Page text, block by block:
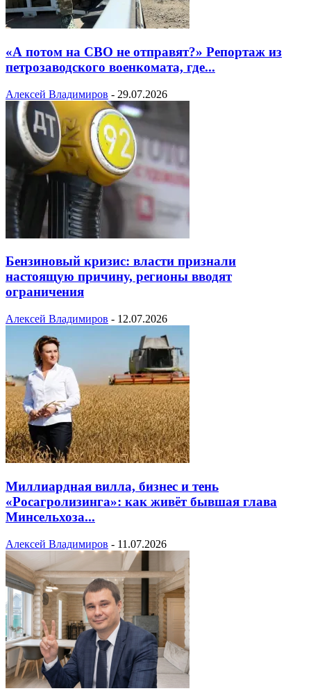
«А потом на СВО не отправят?» Репортаж из
петрозаводского военкомата, где...
Алексей Владимиров - 29.07.2026
Бензиновый кризис: власти признали
настоящую причину, регионы вводят
ограничения
Алексей Владимиров - 12.07.2026
Миллиардная вилла, бизнес и тень
«Росагролизинга»: как живёт бывшая глава
Минсельхоза...
Алексей Владимиров - 11.07.2026